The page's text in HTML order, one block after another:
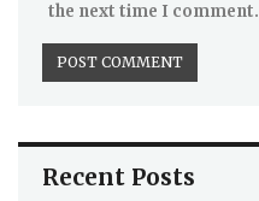
the next time I comment.
Recent Posts